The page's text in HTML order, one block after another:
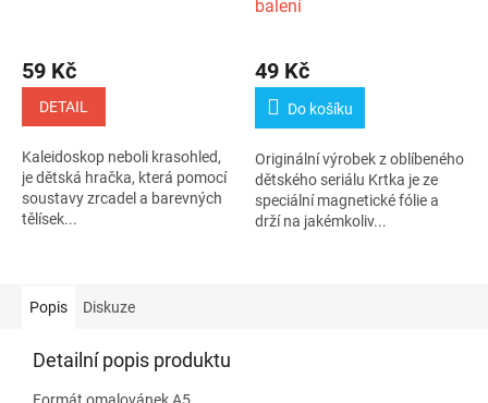
59 Kč
DETAIL
Kaleidoskop neboli krasohled,
je dětská hračka, která pomocí
soustavy zrcadel a barevných
tělísek...
balení
49 Kč
Do košíku
Originální výrobek z oblíbeného
dětského seriálu Krtka je ze
speciální magnetické fólie a
drží na jakémkoliv...
Popis Diskuze
Detailní popis produktu